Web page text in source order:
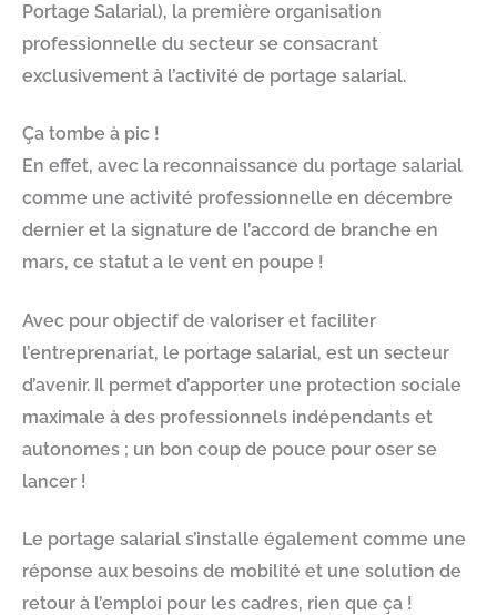
Portage Salarial), la première organisation
professionnelle du secteur se consacrant
exclusivement à l’activité de portage salarial.
Ça tombe à pic !
En effet, avec la reconnaissance du portage salarial
comme une activité professionnelle en décembre
dernier et la signature de l’accord de branche en
mars, ce statut a le vent en poupe !
Avec pour objectif de valoriser et faciliter
l’entreprenariat, le portage salarial, est un secteur
d’avenir. Il permet d’apporter une protection sociale
maximale à des professionnels indépendants et
autonomes ; un bon coup de pouce pour oser se
lancer !
Le portage salarial s’installe également comme une
réponse aux besoins de mobilité et une solution de
retour à l’emploi pour les cadres, rien que ça !